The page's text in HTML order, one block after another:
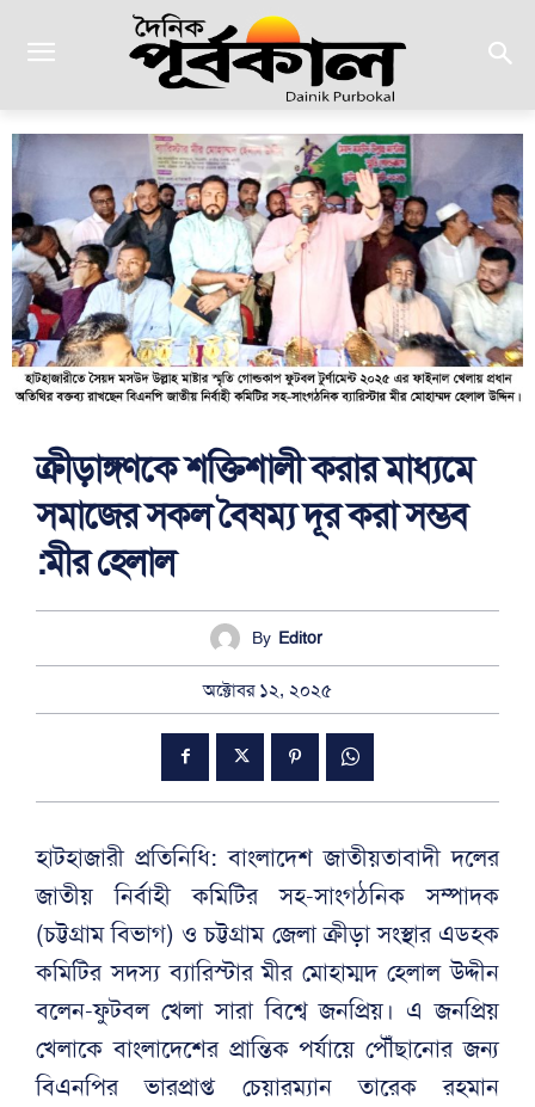
ক্রীড়াঙ্গণকে শক্তিশালী করার মাধ্যমে
সমাজের সকল বৈষম্য দূর করা সম্ভব
:মীর হেলাল
By Editor
অক্টোবর ১২, ২০২৫
হাটহাজারী প্রতিনিধি: বাংলাদেশ জাতীয়তাবাদী দলের
জাতীয় নির্বাহী কমিটির সহ-সাংগঠনিক সম্পাদক
(চট্টগ্রাম বিভাগ) ও চট্টগ্রাম জেলা ক্রীড়া সংস্থার এডহক
কমিটির সদস্য ব্যারিস্টার মীর মোহাম্মদ হেলাল উদ্দীন
বলেন-ফুটবল খেলা সারা বিশ্বে জনপ্রিয়। এ জনপ্রিয়
খেলাকে বাংলাদেশের প্রান্তিক পর্যায়ে পৌঁছানোর জন্য
বিএনপির ভারপ্রাপ্ত চেয়ারম্যান তারেক রহমান